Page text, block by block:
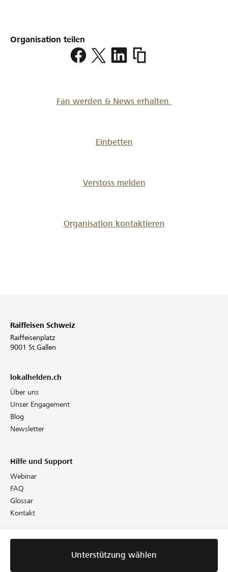
Organisation teilen
https://
der-
Fan werden & News erhalten
Einbetten
Verstoss melden
Organisation kontaktieren
Unterstützung wählen
Raiffeisen Schweiz
Raiffeisenplatz
9001 St.Gallen
lokalhelden.ch
Über uns
Unser Engagement
Blog
Newsletter
Hilfe und Support
Webinar
FAQ
Glossar
Kontakt